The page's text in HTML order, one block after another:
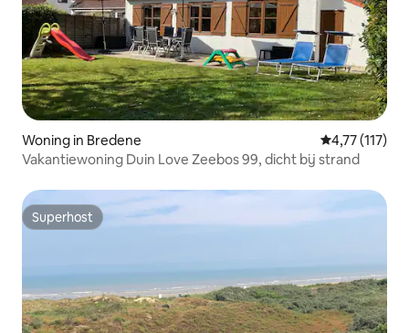
Woning in Bredene Gemiddelde
4,77 (117)
Vakantiewoning Duin Love Zeebos 99, dicht bij strand
Superhost
Superhost